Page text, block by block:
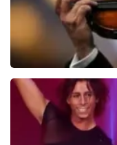
Andre Rieu
5606+
BEKIJKEN